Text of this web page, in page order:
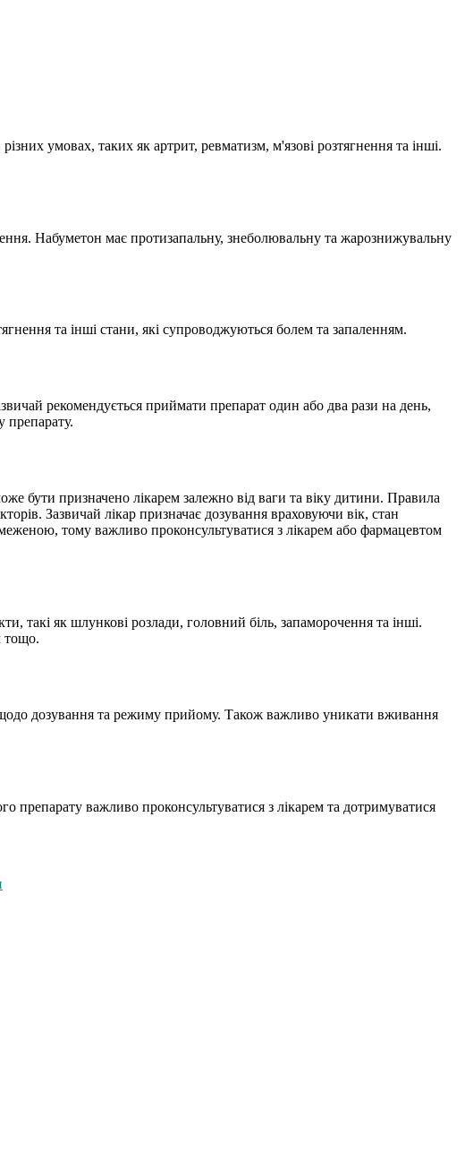
умовах, таких як артрит, ревматизм, м'язові розтягнення та інші.
Набуметон має протизапальну, знеболювальну та жарознижувальну
та інші стани, які супроводжуються болем та запаленням.
рекомендується приймати препарат один або два рази на день,
препарату.
бути призначено лікарем залежно від ваги та віку дитини. Правила
Зазвичай лікар призначає дозування враховуючи вік, стан
тому важливо проконсультуватися з лікарем або фармацевтом
такі як шлункові розлади, головний біль, запаморочення та інші.
тощо.
дозування та режиму прийому. Також важливо уникати вживання
важливо проконсультуватися з лікарем та дотримуватися